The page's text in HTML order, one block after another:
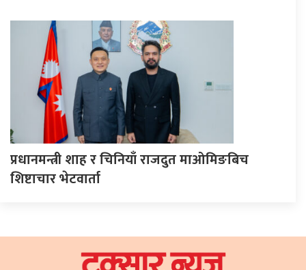
प्रधानमन्त्री शाह र चिनियाँ राजदुत माओमिङबिच
शिष्टाचार भेटवार्ता